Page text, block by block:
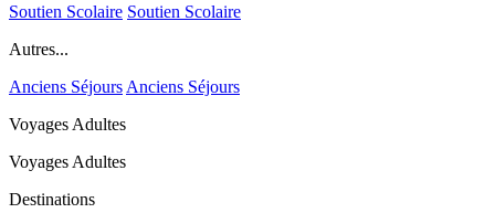
Soutien Scolaire Soutien Scolaire
Autres...
Anciens Séjours Anciens Séjours
Voyages Adultes
Voyages Adultes
Destinations